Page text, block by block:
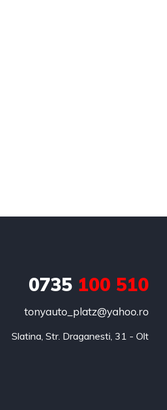
0735100 510
tonyauto_platz@yahoo.ro
Slatina, Str. Draganesti, 31 - Olt